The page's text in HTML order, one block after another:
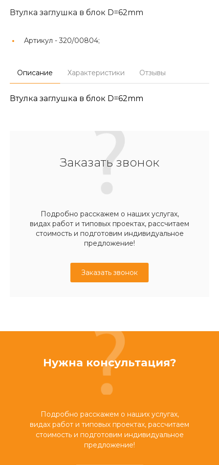
Втулка заглушка в блок D=62mm
Артикул - 320/00804;
Описание Характеристики Отзывы
Втулка заглушка в блок D=62mm
Заказать звонок
Подробно расскажем о наших услугах,
видах работ и типовых проектах, рассчитаем
стоимость и подготовим индивидуальное
предложение!
Заказать звонок
Нужна консультация?
Подробно расскажем о наших услугах,
видах работ и типовых проектах, рассчитаем
стоимость и подготовим индивидуальное
предложение!